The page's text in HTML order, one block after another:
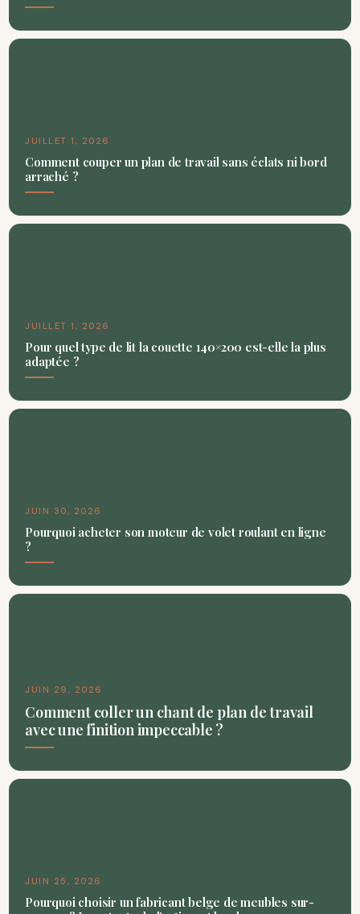
JUILLET 1, 2026
Comment couper un plan de travail sans éclats ni bord
arraché ?
JUILLET 1, 2026
Pour quel type de lit la couette 140×200 est-elle la plus
adaptée ?
JUIN 30, 2026
Pourquoi acheter son moteur de volet roulant en ligne
?
JUIN 29, 2026
Comment coller un chant de plan de travail
avec une finition impeccable ?
JUIN 25, 2026
Pourquoi choisir un fabricant belge de meubles sur-